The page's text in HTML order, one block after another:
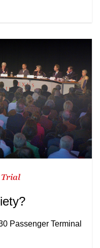
Trial
Passenger Terminal